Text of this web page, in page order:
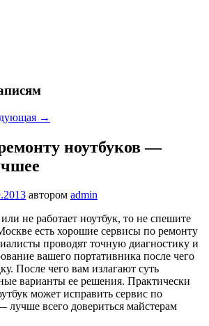
→
ноутбуков —
автором admin
не работает ноутбук, то не спешите
есть хорошие сервисы по ремонту
проводят точную диагностику и
вашего портативника после чего
После чего вам излагают суть
варианты ее решения. Практически
может исправить сервис по
лучше всего довериться майстерам